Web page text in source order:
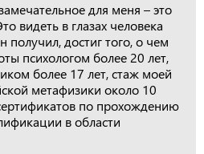
для меня – это
видеть в глазах человека
получил, достиг того, о чем
психологом более 20 лет,
более 17 лет, стаж моей
метафизики около 10
по прохождению
в области